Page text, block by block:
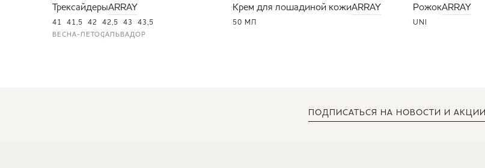
ТрексайдерыARRAY
41 41,5 42 42,5 43 43,5
ВЕСНА-ЛЕТОСАЛЬВАДОР
Крем для лошадиной кожиARRAY
50 МЛ
РожокARRAY
UNI
ПОДПИСАТЬСЯ НА НОВОСТИ И АКЦИИ